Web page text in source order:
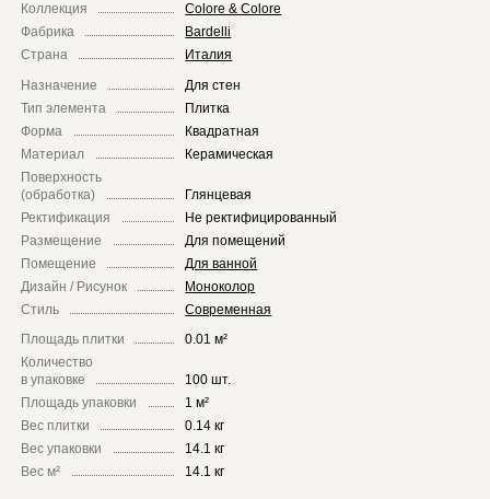
Коллекция
Colore & Colore
Фабрика
Bardelli
Страна
Италия
Назначение
Для стен
Тип элемента
Плитка
Форма
Квадратная
Материал
Керамическая
Поверхность
(обработка)
Глянцевая
Ректификация
Не ректифицированный
Размещение
Для помещений
Помещение
Для ванной
Дизайн / Рисунок
Моноколор
Стиль
Современная
Площадь плитки
0.01 м²
Количество
в упаковке
100 шт.
Площадь упаковки
1 м²
Вес плитки
0.14 кг
Вес упаковки
14.1 кг
Вес м²
14.1 кг